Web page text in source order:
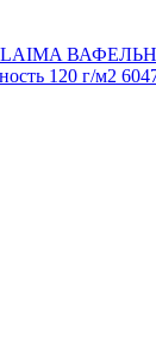
LAIMA
120 г/м2